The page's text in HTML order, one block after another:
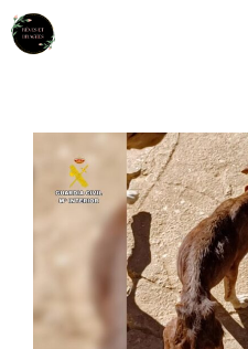
Aller
au